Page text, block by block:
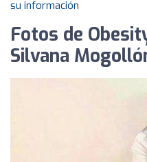
su información
Fotos de
Silvana